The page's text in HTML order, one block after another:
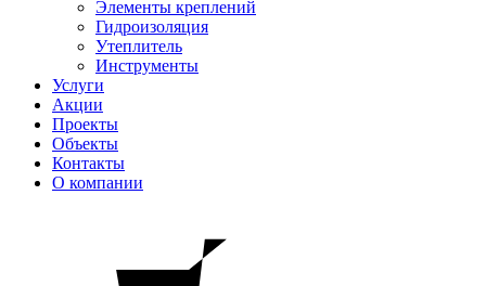
Элементы креплений
Гидроизоляция
Утеплитель
Инструменты
Услуги
Акции
Проекты
Объекты
Контакты
О компании